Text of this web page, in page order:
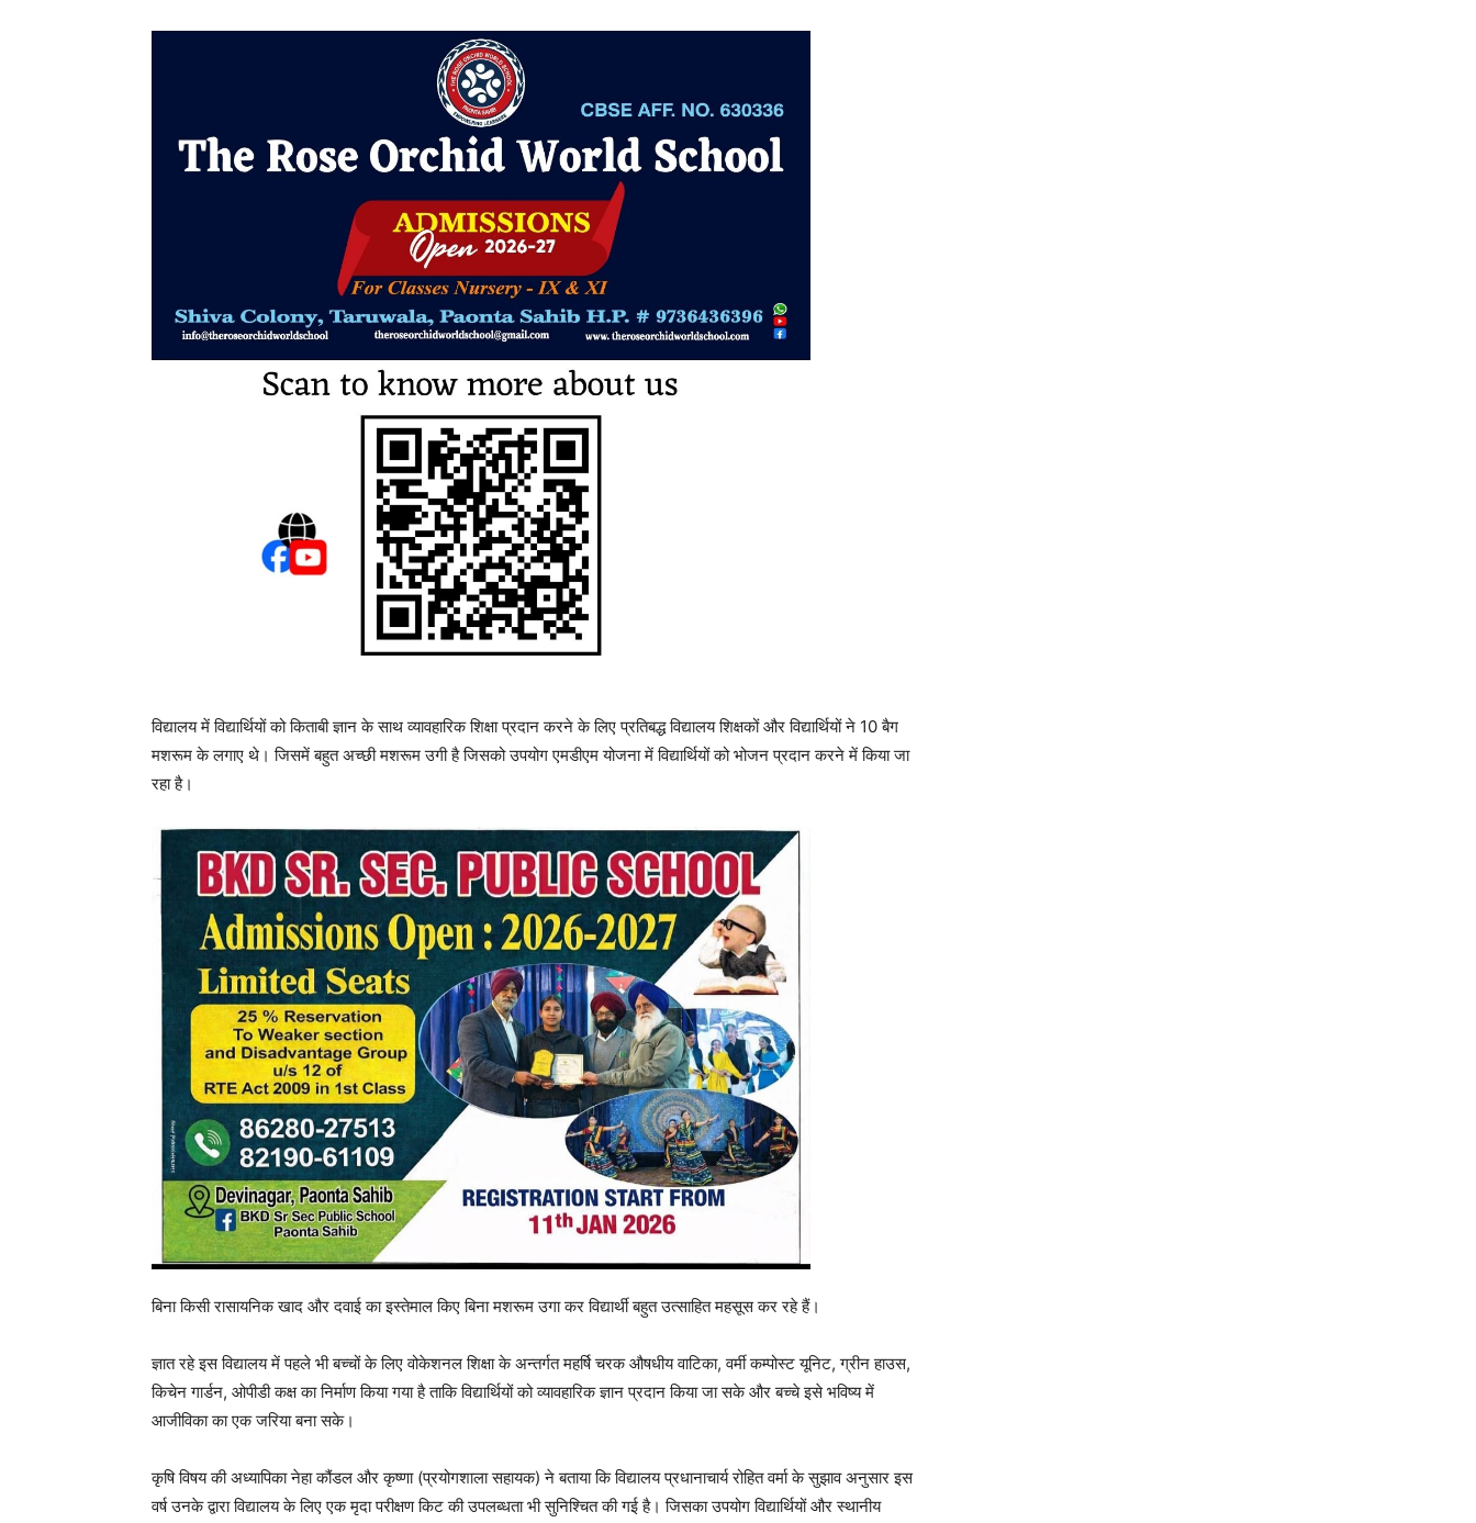
विद्यालय में विद्यार्थियों को किताबी ज्ञान के साथ व्यावहारिक शिक्षा प्रदान करने के लिए प्रतिबद्ध विद्यालय शिक्षकों और विद्यार्थियों ने 10 बैग
मशरूम के लगाए थे। जिसमें बहुत अच्छी मशरूम उगी है जिसको उपयोग एमडीएम योजना में विद्यार्थियों को भोजन प्रदान करने में किया जा
रहा है।
बिना किसी रासायनिक खाद और दवाई का इस्तेमाल किए बिना मशरूम उगा कर विद्यार्थी बहुत उत्साहित महसूस कर रहे हैं।
ज्ञात रहे इस विद्यालय में पहले भी बच्चों के लिए वोकेशनल शिक्षा के अन्तर्गत महर्षि चरक औषधीय वाटिका, वर्मी कम्पोस्ट यूनिट, ग्रीन हाउस,
किचेन गार्डन, ओपीडी कक्ष का निर्माण किया गया है ताकि विद्यार्थियों को व्यावहारिक ज्ञान प्रदान किया जा सके और बच्चे इसे भविष्य में
आजीविका का एक जरिया बना सके।
कृषि विषय की अध्यापिका नेहा कौंडल और कृष्णा (प्रयोगशाला सहायक) ने बताया कि विद्यालय प्रधानाचार्य रोहित वर्मा के सुझाव अनुसार इस
वर्ष उनके द्वारा विद्यालय के लिए एक मृदा परीक्षण किट की उपलब्धता भी सुनिश्चित की गई है। जिसका उपयोग विद्यार्थियों और स्थानीय